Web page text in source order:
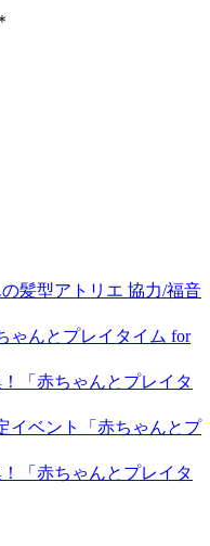
髪型アトリエ 協力/福音
ゃんとプレイタイム for
「赤ちゃんとプレイタ
イベント「赤ちゃんとプ
「赤ちゃんとプレイタ